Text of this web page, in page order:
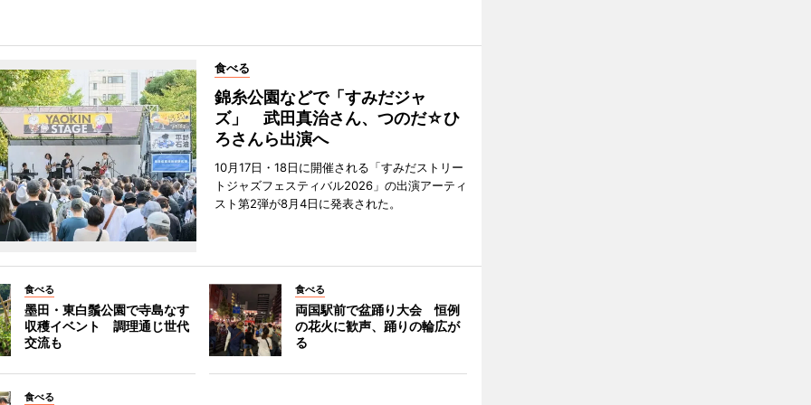
食べる
錦糸公園などで「すみだジャ
ズ」 武田真治さん、つのだ☆ひ
ろさんら出演へ
10月17日・18日に開催される「すみだストリー
トジャズフェスティバル2026」の出演アーティ
スト第2弾が8月4日に発表された。
食べる
墨田・東白鬚公園で寺島なす
収穫イベント 調理通じ世代
交流も
食べる
両国駅前で盆踊り大会 恒例
の花火に歓声、踊りの輪広が
る
食べる